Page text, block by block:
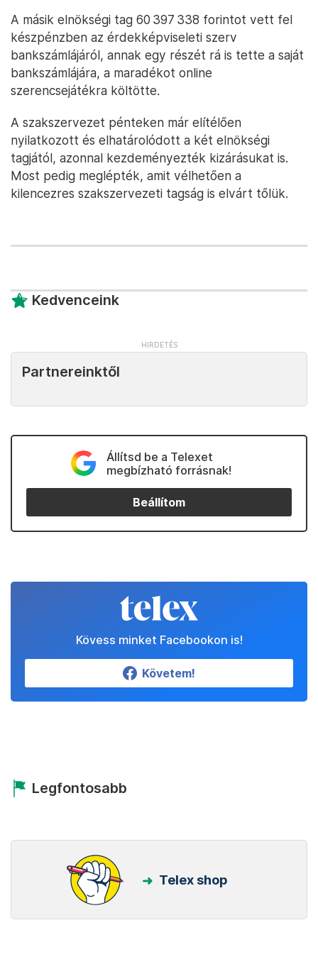
A másik elnökségi tag 60 397 338 forintot vett fel
készpénzben az érdekképviseleti szerv
bankszámlájáról, annak egy részét rá is tette a saját
bankszámlájára, a maradékot online
szerencsejátékra költötte.
A szakszervezet pénteken már elítélően
nyilatkozott és elhatárolódott a két elnökségi
tagjától, azonnal kezdeményezték kizárásukat is.
Most pedig meglépték, amit vélhetően a
kilencezres szakszervezeti tagság is elvárt tőlük.
Kedvenceink
Partnereinktől
Állítsd be a Telexet
megbízható forrásnak!
Beállítom
Kövess minket Facebookon is!
Követem!
Legfontosabb
Telex shop